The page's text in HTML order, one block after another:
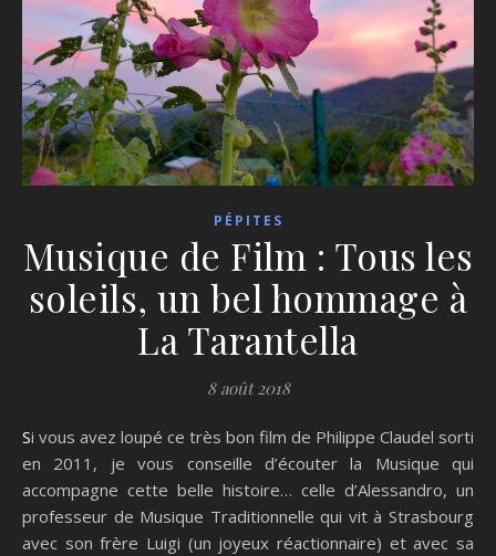
PÉPITES
Musique de Film : Tous les
soleils, un bel hommage à
La Tarantella
8 août 2018
Si vous avez loupé ce très bon film de Philippe Claudel sorti
en 2011, je vous conseille d’écouter la Musique qui
accompagne cette belle histoire… celle d’Alessandro, un
professeur de Musique Traditionnelle qui vit à Strasbourg
avec son frère Luigi (un joyeux réactionnaire) et avec sa